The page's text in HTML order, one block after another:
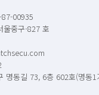
00935
울중구-827 호
명동길 73, 6층 602호(명동1